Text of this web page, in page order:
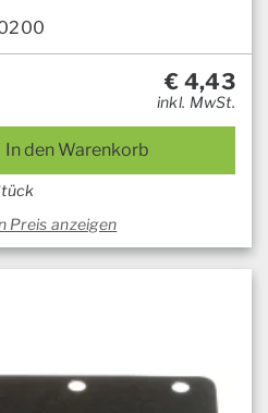
€ 4,43
inkl. MwSt.
In den Warenkorb
Preis anzeigen